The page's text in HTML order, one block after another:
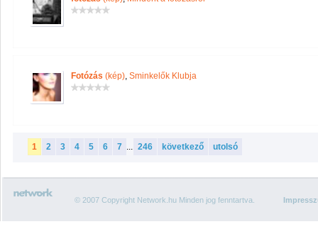
Fotózás (kép), Sminkelők Klubja
1 2 3 4 5 6 7 ... 246 következő utolsó
© 2007 Copyright Network.hu Minden jog fenntartva.